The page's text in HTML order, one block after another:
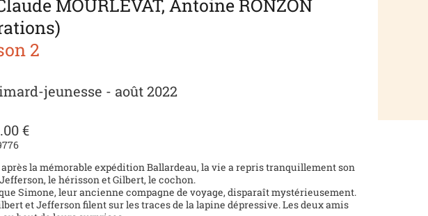
MOURLEVAT, Antoine RONZON
2
jeunesse - août 2022
€
la mémorable expédition Ballardeau, la vie a repris tranquillement son
le hérisson et Gilbert, le cochon.
Simone, leur ancienne compagne de voyage, disparaît mystérieusement.
et Jefferson filent sur les traces de la lapine dépressive. Les deux amis